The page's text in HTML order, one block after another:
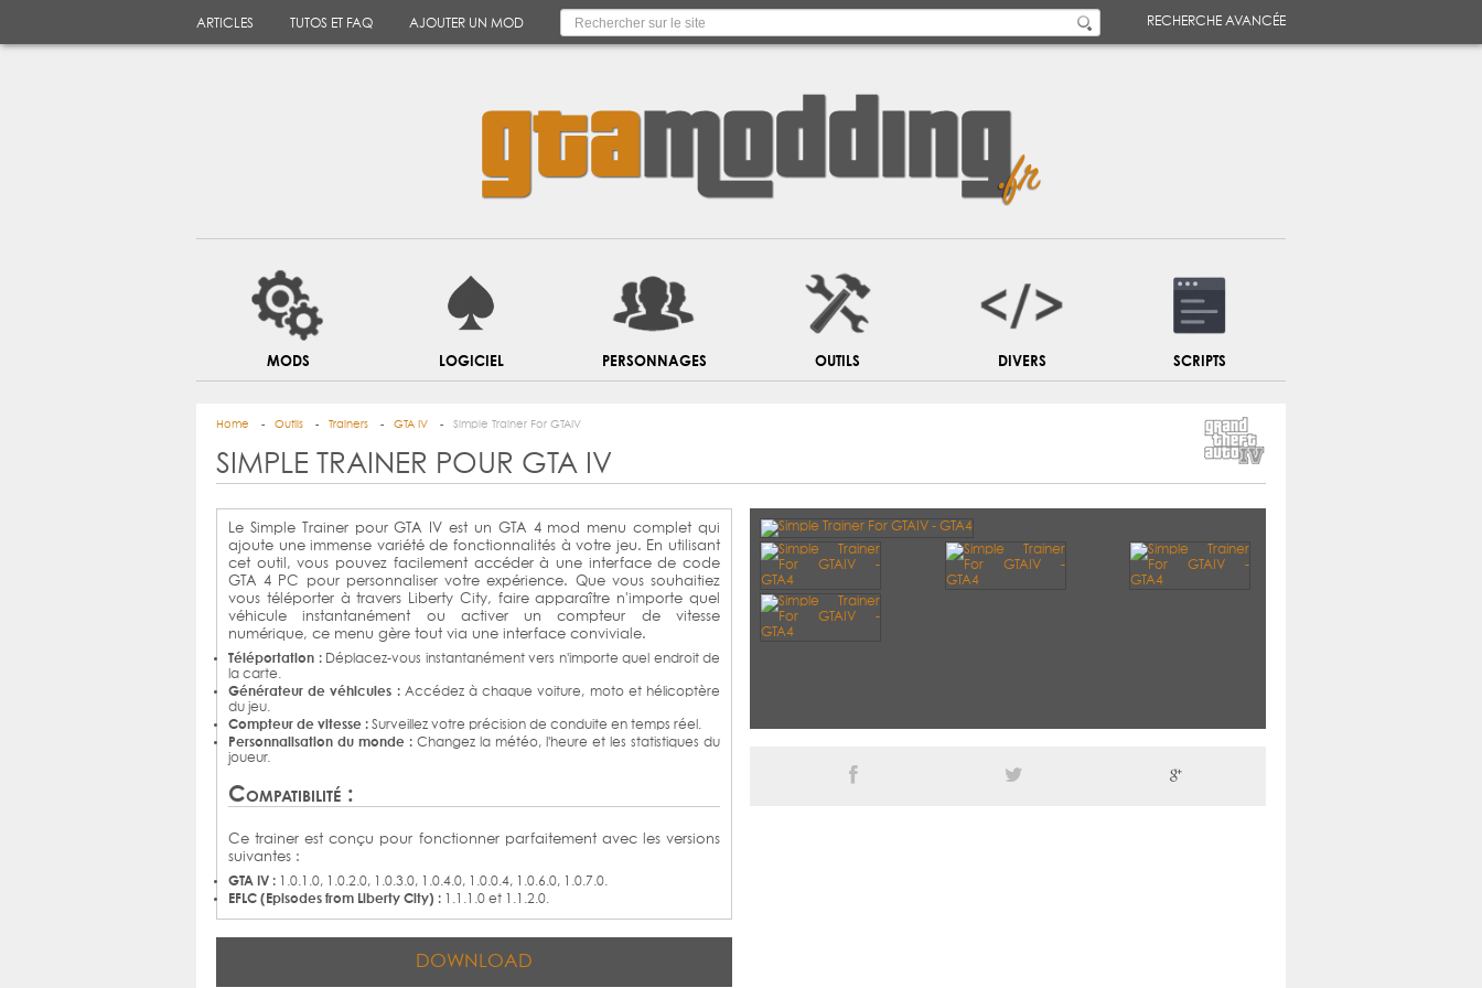
ARTICLES TUTOS ET FAQ AJOUTER UN MOD RECHERCHE AVANCÉE
MODS LOGICIEL PERSONNAGES OUTILS DIVERS SCRIPTS
Home Outils Trainers GTA IV Simple Trainer For GTAIV
SIMPLE TRAINER POUR GTA IV
Le Simple Trainer pour GTA IV est un GTA 4 mod menu complet qui
ajoute une immense variété de fonctionnalités à votre jeu. En utilisant
cet outil, vous pouvez facilement accéder à une interface de code
GTA 4 PC pour personnaliser votre expérience. Que vous souhaitiez
vous téléporter à travers Liberty City, faire apparaître n'importe quel
véhicule instantanément ou activer un compteur de vitesse
numérique, ce menu gère tout via une interface conviviale.
Téléportation :Déplacez-vous instantanément vers n'importe quel endroit de
la carte.
Générateur de véhicules :Accédez à chaque voiture, moto et hélicoptère
du jeu.
Compteur de vitesse : Surveillez votre précision de conduite en temps réel.
Personnalisation du monde : Changez la météo, l'heure et les statistiques du
joueur.
Compatibilité :
Ce trainer est conçu pour fonctionner parfaitement avec les versions
suivantes :
GTA IV : 1.0.1.0, 1.0.2.0, 1.0.3.0, 1.0.4.0, 1.0.0.4, 1.0.6.0, 1.0.7.0.
EFLC (Episodes from Liberty City) : 1.1.1.0 et 1.1.2.0.
DOWNLOAD